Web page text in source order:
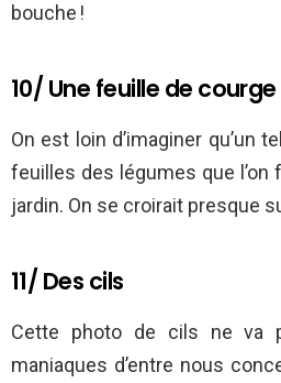
bouche !
10/ Une feuille de courge
On est loin d’imaginer qu’un
feuilles des légumes que
jardin. On se croirait presque
11/ Des cils
Cette photo de cils ne va
maniaques d’entre nous